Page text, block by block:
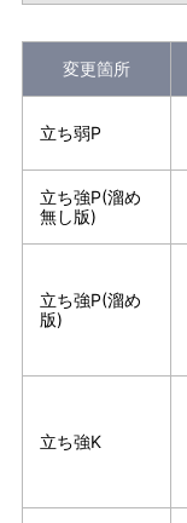
変更箇所
立ち弱P
立ち強P(溜め
無し版)
立ち強P(溜め
版)
立ち強K